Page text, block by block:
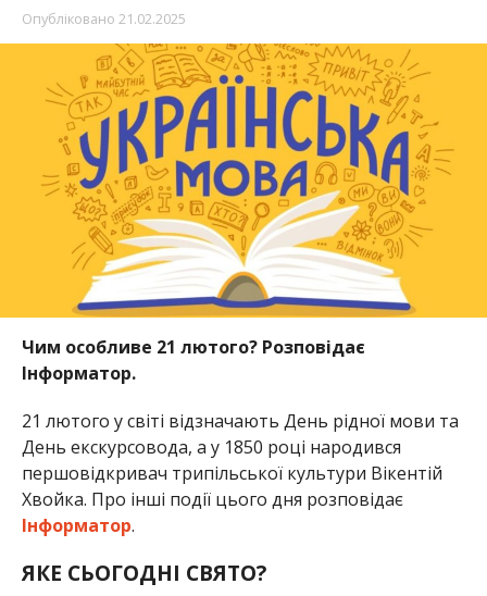
Опубліковано 21.02.2025
Чим особливе 21 лютого? Розповідає
Інформатор.
21 лютого у світі відзначають День рідної мови та
День екскурсовода, а у 1850 році народився
першовідкривач трипільської культури Вікентій
Хвойка. Про інші події цього дня розповідає
Інформатор.
ЯКЕ СЬОГОДНІ СВЯТО?